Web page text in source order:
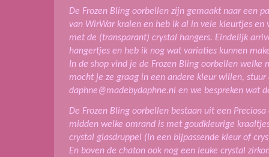
De Frozen Bling oorbellen zijn gemaakt naar een
van WirWar kralen en heb ik al in vele kleurtjes
met de (transparant) crystal hangers. Eindelijk
hangertjes en heb ik nog wat variaties kunnen
In de shop vind je de Frozen Bling oorbellen
mocht je ze graag in een andere kleur willen,
daphne@madebydaphne.nl en we bespreken wat
De Frozen Bling oorbellen bestaan uit een
midden welke omrand is met goudkleurige
crystal glasdruppel (in een bijpassende kleur of
En boven de chaton ook nog een leuke crystal